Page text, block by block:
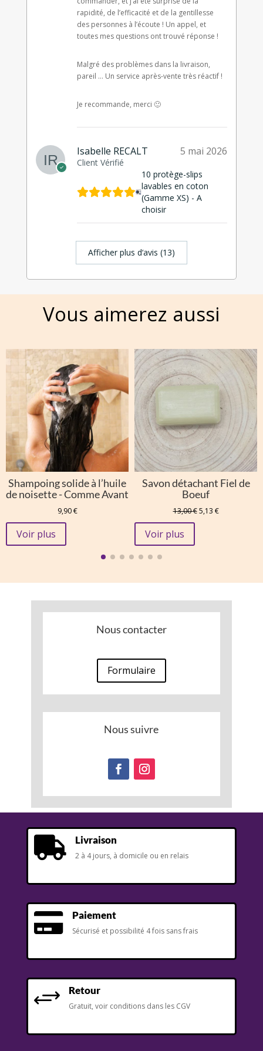
rapidité, de l’efficacité et de la gentillesse
des personnes à l’écoute ! Un appel, et
toutes mes questions ont trouvé réponse !
Malgré des problèmes dans la livraison,
pareil … Un service après-vente très réactif !
Je recommande, merci 🙂
Isabelle RECALT
Client Vérifié
5 mai 2026
10 protège-slips
lavables en coton
(Gamme XS) - A
choisir
Afficher plus d‘avis (13)
Vous aimerez aussi
Shampoing solide à l’huile
de noisette - Comme Avant
9,90€
Voir plus
Savon détachant Fiel de
Boeuf
13,00€ Le
5,13 €Le
Voir plus
Nous contacter
Formulaire
Nous suivre
 Livraison
2 à 4 jours, à domicile ou en relais
 Paiement
Sécurisé et possibilité 4 fois sans frais
+ Retour
Gratuit, voir conditions dans les CGV